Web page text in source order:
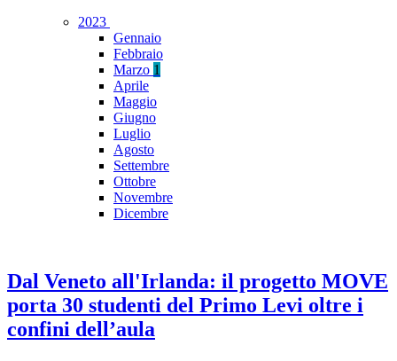
2023
Gennaio
Febbraio
Marzo 1
Aprile
Maggio
Giugno
Luglio
Agosto
Settembre
Ottobre
Novembre
Dicembre
Dal Veneto all'Irlanda: il progetto MOVE
porta 30 studenti del Primo Levi oltre i
confini dell’aula